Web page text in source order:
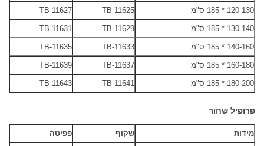
120-130 * 185 ס"מ TB-11625
TB-11627
130-140 * 185 ס"מ TB-11629
TB-11631
140-160 * 185 ס"מ TB-11633
TB-11635
160-180 * 185 ס"מ TB-11637
TB-11639
180-200 * 185 ס"מ TB-11641
TB-11643
פרופיל שחור
מידות שקוף פפיטה